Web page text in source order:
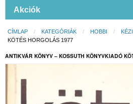
Akciók
Morzsa
CÍMLAP KATEGÓRIÁK HOBBI
CURRENT:
KÖTÉS HORGOLÁS 1977
ANTIKVÁR KÖNYV – KOSSUTH KÖNYVKIADÓ